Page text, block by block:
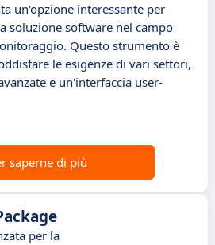
un'opzione interessante per
soluzione software nel campo
Questo strumento è
le esigenze di vari settori,
e un'interfaccia user-
saperne di più
per la